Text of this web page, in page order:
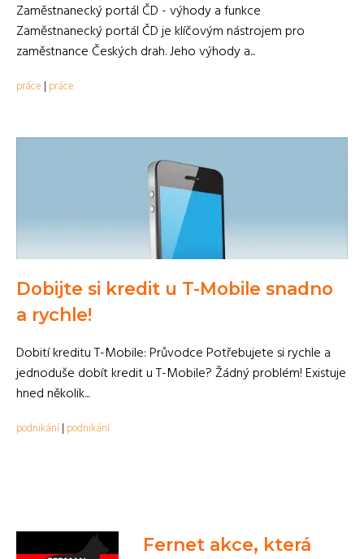
Zaměstnanecký portál ČD - výhody a funkce
Zaměstnanecký portál ČD je klíčovým nástrojem pro
zaměstnance Českých drah. Jeho výhody a...
práce | práce
Dobijte si kredit u T-Mobile snadno
a rychle!
Dobití kreditu T-Mobile: Průvodce Potřebujete si rychle a
jednoduše dobít kredit u T-Mobile? Žádný problém! Existuje
hned několik...
podnikání| podnikání
Fernet akce, která